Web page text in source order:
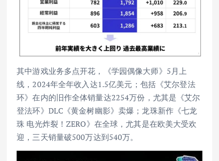
其中游戏业务多点开花，《学园偶像大师》5月上
线，2024年全年收入达1.5亿美元；包括《艾尔登法
环》在内的旧作全体销量达2254万份，尤其是《艾尔
登法环》DLC《黄金树幽影》卖爆；龙珠新作《七龙
珠 电光炸裂！ZERO》在全球，尤其是在欧美大受欢
迎，三天销量破500万达到540万。